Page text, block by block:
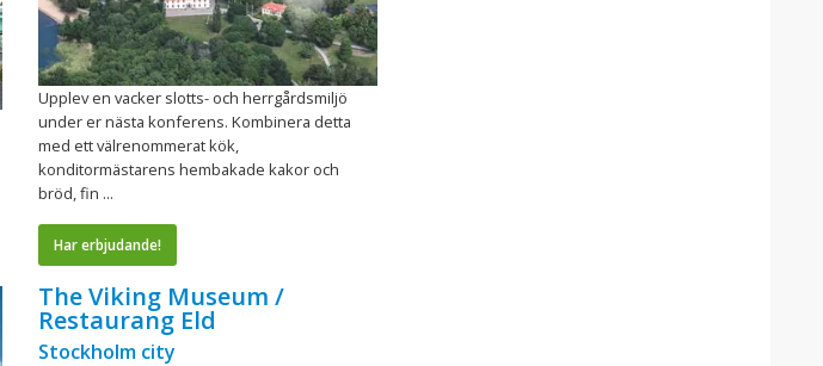
Upplev en vacker slotts- och herrgårdsmiljö
under er nästa konferens. Kombinera detta
med ett välrenommerat kök,
konditormästarens hembakade kakor och
bröd, fin ...
Har erbjudande!
The Viking Museum /
Restaurang Eld
Stockholm city